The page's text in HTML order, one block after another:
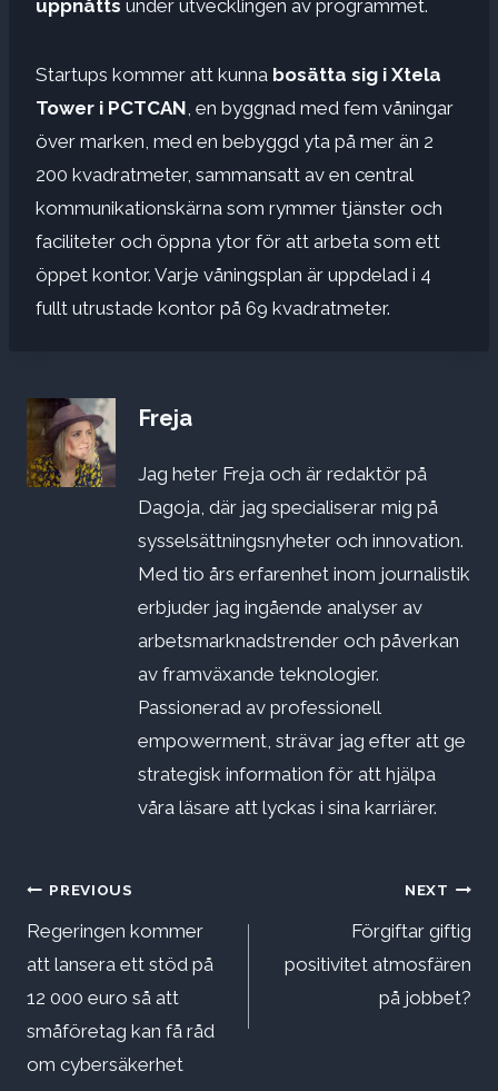
uppnåtts under utvecklingen av programmet.
Startups kommer att kunna bosätta sig i Xtela
Tower i PCTCAN , en byggnad med fem våningar
över marken, med en bebyggd yta på mer än 2
200 kvadratmeter, sammansatt av en central
kommunikationskärna som rymmer tjänster och
faciliteter och öppna ytor för att arbeta som ett
öppet kontor. Varje våningsplan är uppdelad i 4
fullt utrustade kontor på 69 kvadratmeter.
Freja
Jag heter Freja och är redaktör på
Dagoja, där jag specialiserar mig på
sysselsättningsnyheter och innovation.
Med tio års erfarenhet inom journalistik
erbjuder jag ingående analyser av
arbetsmarknadstrender och påverkan
av framväxande teknologier.
Passionerad av professionell
empowerment, strävar jag efter att ge
strategisk information för att hjälpa
våra läsare att lyckas i sina karriärer.
Inläggsnavigering
PREVIOUS
Regeringen kommer
att lansera ett stöd på
12 000 euro så att
småföretag kan få råd
om cybersäkerhet
NEXT
Förgiftar giftig
positivitet atmosfären
på jobbet?